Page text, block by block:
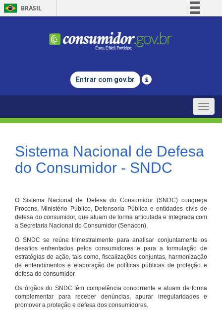
BRASIL
Comunica BR
Legislação
Entrar com gov.br
Toggle
Sistema Nacional de Defesa
do Consumidor - SNDC
O Sistema Nacional de Defesa do Consumidor (SNDC) congrega
Procons, Ministério Público, Defensoria Pública e entidades civis de
defesa do consumidor, que atuam de forma articulada e integrada com
a Secretaria Nacional do Consumidor (Senacon).
O SNDC se reúne trimestralmente para analisar conjuntamente os
desafios enfrentados pelos consumidores e para a formulação de
estratégias de ação, tais como, fiscalizações conjuntas, harmonização
de entendimentos e elaboração de políticas públicas de proteção e
defesa do consumidor.
Os órgãos do SNDC têm competência concorrente e atuam de forma
complementar para receber denúncias, apurar irregularidades e
promover a proteção e defesa dos consumidores.